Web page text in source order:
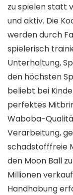
zu spielen statt
und aktiv. Die
werden durch
spielerisch
Unterhaltung,
den höchsten
beliebt bei
perfektes
Waboba-
Verarbeitung,
schadstofffreie
den Moon Ball
Millionen
Handhabung